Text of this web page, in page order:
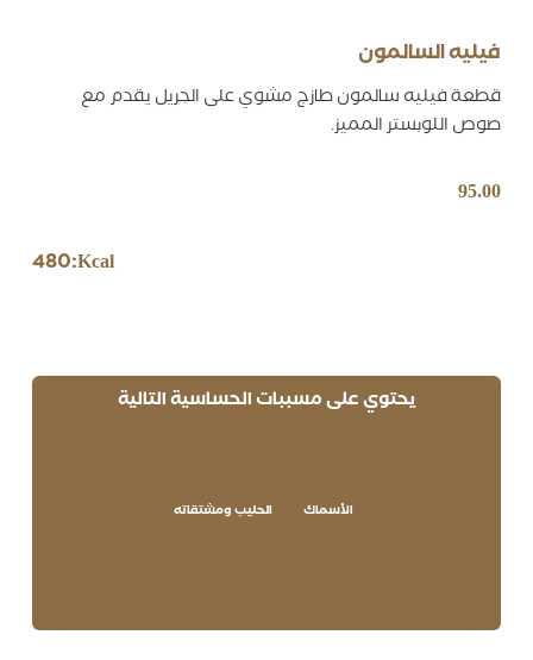
فيليه السالمون
قطعة فيليه سالمون طازج مشوي على الجريل يقدم مع
صوص اللوبستر المميز.
95.00
Kcal:
480
يحتوي على مسببات الحساسية التالية
الأسماك الحليب ومشتقاته